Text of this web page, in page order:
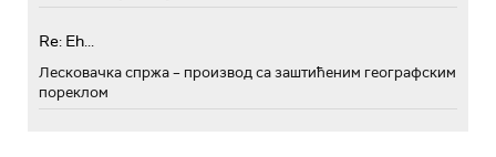
Re: Eh...
Лесковачка спржа – производ са заштићеним географским
пореклом